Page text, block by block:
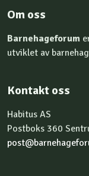
Om oss
Barnehageforum
utviklet av
Kontakt oss
Habitus AS
Postboks 360